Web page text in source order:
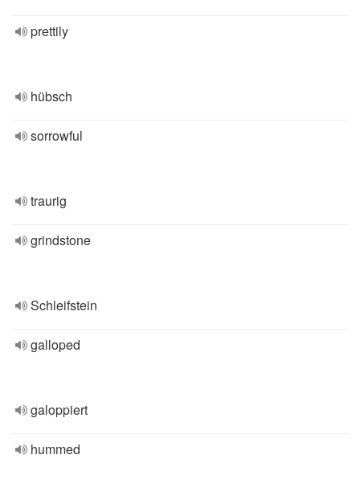
prettily
hübsch
sorrowful
traurig
grindstone
Schleifstein
galloped
galoppiert
hummed